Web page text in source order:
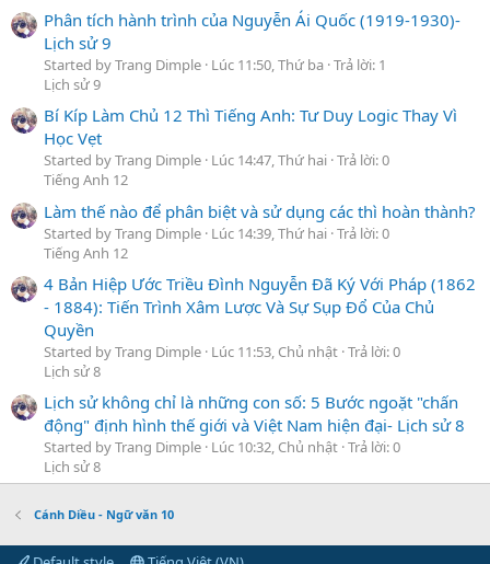
Phân tích hành trình của Nguyễn Ái Quốc (1919-1930)-
Lịch sử 9
Started by Trang Dimple Lúc 11:50, Thứ ba Trả lời: 1
Lịch sử 9
Bí Kíp Làm Chủ 12 Thì Tiếng Anh: Tư Duy Logic Thay Vì
Học Vẹt
Started by Trang Dimple Lúc 14:47, Thứ hai Trả lời: 0
Tiếng Anh 12
Làm thế nào để phân biệt và sử dụng các thì hoàn thành?
Started by Trang Dimple Lúc 14:39, Thứ hai Trả lời: 0
Tiếng Anh 12
4 Bản Hiệp Ước Triều Đình Nguyễn Đã Ký Với Pháp (1862
- 1884): Tiến Trình Xâm Lược Và Sự Sụp Đổ Của Chủ
Quyền
Started by Trang Dimple Lúc 11:53, Chủ nhật Trả lời: 0
Lịch sử 8
Lịch sử không chỉ là những con số: 5 Bước ngoặt "chấn
động" định hình thế giới và Việt Nam hiện đại- Lịch sử 8
Started by Trang Dimple Lúc 10:32, Chủ nhật Trả lời: 0
Lịch sử 8
Cánh Diều - Ngữ văn 10